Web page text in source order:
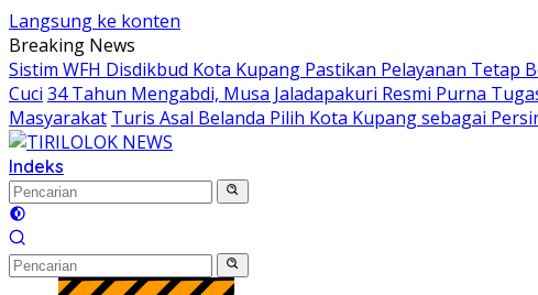
Langsung ke konten
Breaking News
Sistim WFH Disdikbud Kota Kupang Pastikan Pelayanan Tetap
Cuci 34 Tahun Mengabdi, Musa Jaladapakuri Resmi Purna
Masyarakat Turis Asal Belanda Pilih Kota Kupang sebagai
Indeks